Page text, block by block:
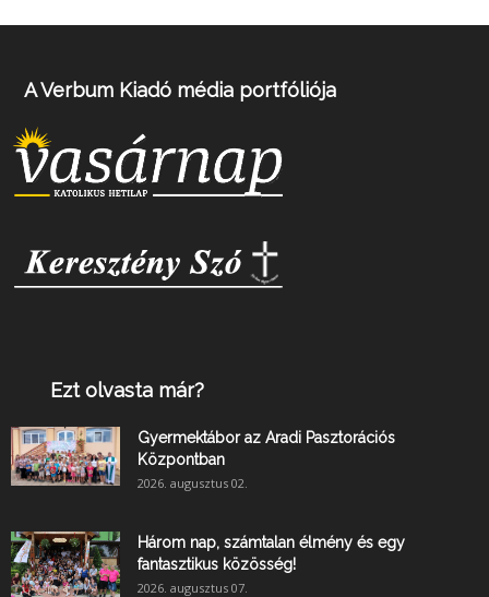
A Verbum Kiadó média portfóliója
Ezt olvasta már?
Gyermektábor az Aradi Pasztorációs
Központban
2026. augusztus 02.
Három nap, számtalan élmény és egy
fantasztikus közösség!
2026. augusztus 07.